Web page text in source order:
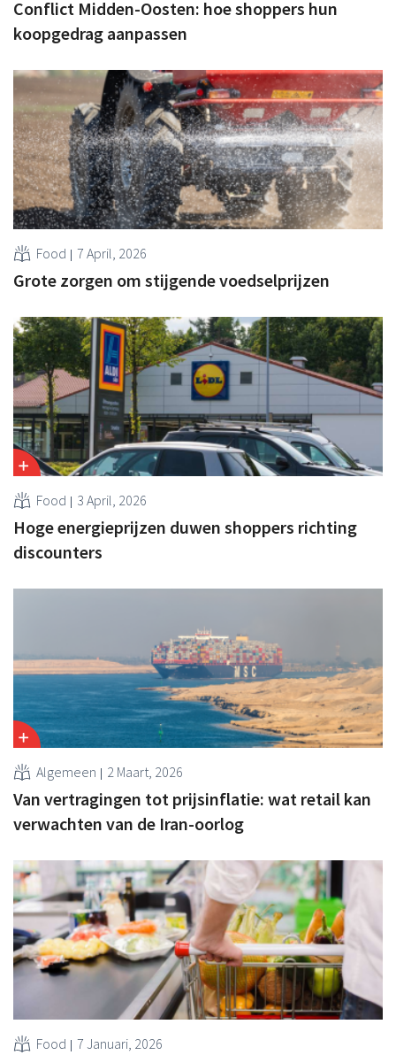
Conflict Midden-Oosten: hoe shoppers hun
koopgedrag aanpassen
Food 7 April, 2026
Grote zorgen om stijgende voedselprijzen
Food 3 April, 2026
Hoge energieprijzen duwen shoppers richting
discounters
Algemeen 2 Maart, 2026
Van vertragingen tot prijsinflatie: wat retail kan
verwachten van de Iran-oorlog
Food 7 Januari, 2026